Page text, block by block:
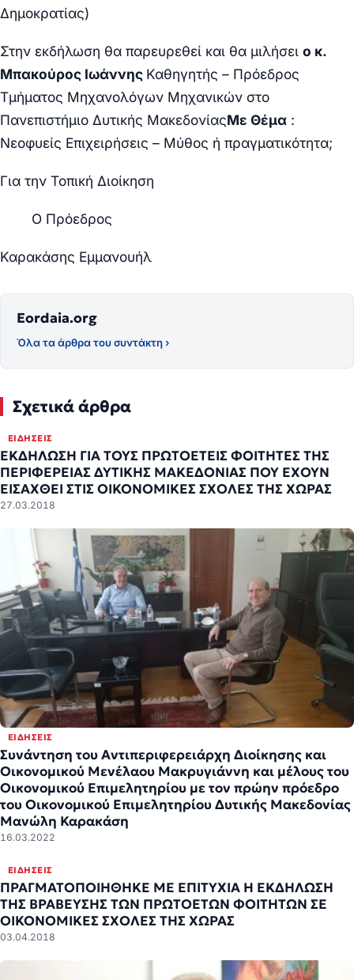
Δημοκρατίας)
Στην εκδήλωση θα παρευρεθεί και θα μιλήσει ο κ.
Μπακούρος Ιωάννης Καθηγητής – Πρόεδρος
Τμήματος Μηχανολόγων Μηχανικών στο
Πανεπιστήμιο Δυτικής ΜακεδονίαςΜε Θέμα :
Νεοφυείς Επιχειρήσεις – Μύθος ή πραγματικότητα;
Για την Τοπική Διοίκηση
Ο Πρόεδρος
Καρακάσης Εμμανουήλ
Eordaia.org
Όλα τα άρθρα του συντάκτη ›
Σχετικά άρθρα
ΕΙΔΉΣΕΙΣ
ΕΚΔΗΛΩΣΗ ΓΙΑ ΤΟΥΣ ΠΡΩΤΟΕΤΕΙΣ ΦΟΙΤΗΤΕΣ ΤΗΣ
ΠΕΡΙΦΕΡΕΙΑΣ ΔΥΤΙΚΗΣ ΜΑΚΕΔΟΝΙΑΣ ΠΟΥ ΕΧΟΥΝ
ΕΙΣΑΧΘΕΙ ΣΤΙΣ ΟΙΚΟΝΟΜΙΚΕΣ ΣΧΟΛΕΣ ΤΗΣ ΧΩΡΑΣ
27.03.2018
ΕΙΔΉΣΕΙΣ
Συνάντηση του Αντιπεριφερειάρχη Διοίκησης και
Οικονομικού Μενέλαου Μακρυγιάννη και μέλους του
Οικονομικού Επιμελητηρίου με τον πρώην πρόεδρο
του Οικονομικού Επιμελητηρίου Δυτικής Μακεδονίας
Μανώλη Καρακάση
16.03.2022
ΕΙΔΉΣΕΙΣ
ΠΡΑΓΜΑΤΟΠΟΙΗΘΗΚΕ ΜΕ ΕΠΙΤΥΧΙΑ Η ΕΚΔΗΛΩΣΗ
ΤΗΣ ΒΡΑΒΕΥΣΗΣ ΤΩΝ ΠΡΩΤΟΕΤΩΝ ΦΟΙΤΗΤΩΝ ΣΕ
ΟΙΚΟΝΟΜΙΚΕΣ ΣΧΟΛΕΣ ΤΗΣ ΧΩΡΑΣ
03.04.2018